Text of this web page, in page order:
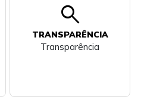
search
TRANSPARÊNCIA
Transparência